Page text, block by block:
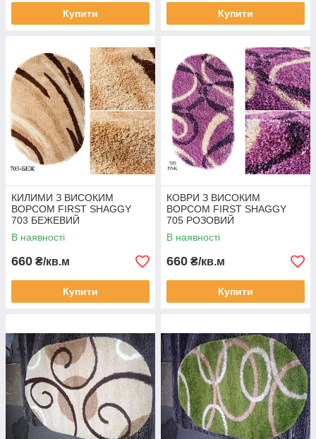
Купити Купити
КИЛИМИ З ВИСОКИМ
ВОРСОМ FIRST SHAGGY
703 БЕЖЕВИЙ
В наявності
660 ₴/кв.м
Купити
КОВРИ З ВИСОКИМ
ВОРСОМ FIRST SHAGGY
705 РОЗОВИЙ
В наявності
660 ₴/кв.м
Купити